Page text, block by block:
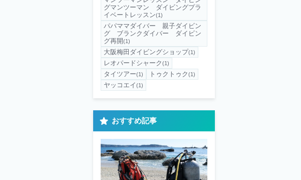
グマンツーマン ダイビングプラ
イベートレッスン(1)
パパママダイバー 親子ダイビン
グ ブランクダイバー ダイビン
グ再開(1)
大阪梅田ダイビングショップ(1)
レオパードシャーク(1)
タイツアー(1) トゥクトゥク(1)
ヤッコエイ(1)
おすすめ記事